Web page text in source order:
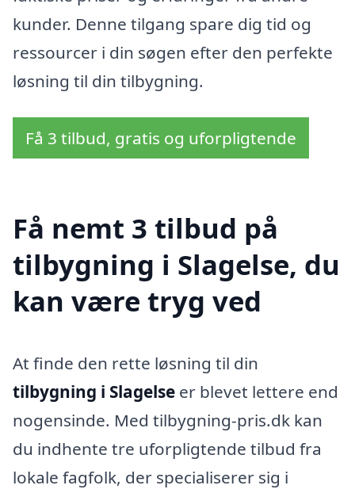
kunder. Denne tilgang spare dig tid og
ressourcer i din søgen efter den perfekte
løsning til din tilbygning.
Få 3 tilbud, gratis og uforpligtende
Få nemt 3 tilbud på
tilbygning i Slagelse, du
kan være tryg ved
At finde den rette løsning til din
tilbygning i Slagelse er blevet lettere end
nogensinde. Med tilbygning-pris.dk kan
du indhente tre uforpligtende tilbud fra
lokale fagfolk, der specialiserer sig i